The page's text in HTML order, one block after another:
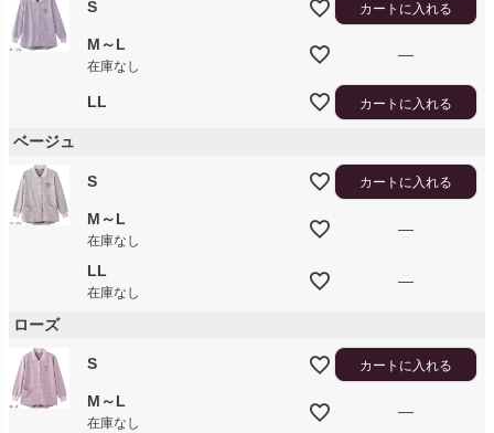
S カートに入れる
M～L
在庫なし
—
LL カートに入れる
ベージュ
S カートに入れる
M～L
在庫なし
—
LL
在庫なし
—
ローズ
S カートに入れる
M～L
在庫なし
—